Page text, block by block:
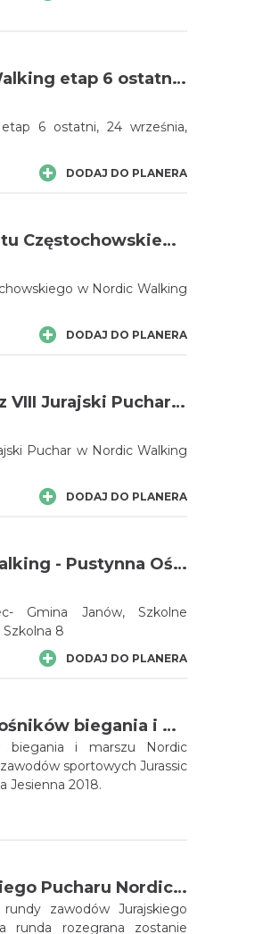
VII Jurajski Puchar Nordic Walking etap 6 ostatni, 24 września, Słowik
6 ostatni, 24 września,
DODAJ DO PLANERA
Otwarte Mistrzostwa Powiatu Częstochowskiego w Nordic Walking Janów 22 październik
w Nordic Walking
DODAJ DO PLANERA
IV Pustynna Ośmiornica oraz VIII Jurajski Puchar w Nordic Walking 20.05.2018 Siedlec
Puchar w Nordic Walking
DODAJ DO PLANERA
IX Jurajski Puchar Nordic Walking - Pustynna Ośmiornica
Gmina Janów, Szkolne
Szkolna 8
DODAJ DO PLANERA
Zapraszamy wszystkich miłośników biegania i marszu Nordic Walking do zapisów na kolejną edycję zawodów sportowych Jurassic Forest Run - Jurajski Bieg Leśny Edycja Jesienna 2018.
biegania i marszu Nordic
sportowych Jurassic
Jesienna 2018.
Zapisy do zawodów Jurajskiego Pucharu Nordic Walking trwają!
zawodów Jurajskiego